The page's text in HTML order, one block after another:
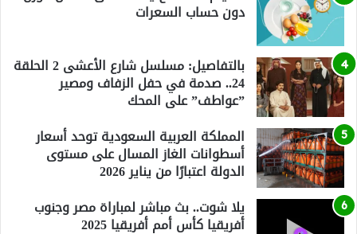
دون حساب السعرات
بالتفاصيل: مسلسل شارع الأعشى 2 الحلقة
24.. صدمة في حفل الزفاف ومصير
”عواطف” على المحك
المملكة العربية السعودية توحد أسعار
أسطوانات الغاز المسال على مستوى
الدولة اعتبارًا من يناير 2026
يلا شوت.. بث مباشر لمباراة مصر وجنوب
أفريقيا كأس أمم أفريقيا 2025